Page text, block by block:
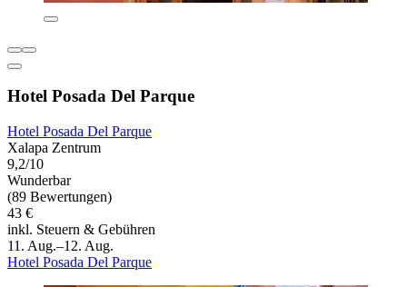
Hotel Posada Del Parque
Hotel Posada Del Parque
Xalapa Zentrum
9,2/10
Wunderbar
(89 Bewertungen)
43 €
inkl. Steuern & Gebühren
11. Aug.–12. Aug.
Hotel Posada Del Parque